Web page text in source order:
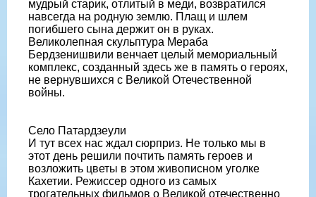
мудрый старик, отлитый в меди, возвратился
навсегда на родную землю. Плащ и шлем
погибшего сына держит он в руках.
Великолепная скульптура Мераба
Бердзенишвили венчает целый мемориальный
комплекс, созданный здесь же в память о героях,
не вернувшихся с Великой Отечественной
войны.
Село Патардзеули
И тут всех нас ждал сюрприз. Не только мы в
этот день решили почтить память героев и
возложить цветы в этом живописном уголке
Кахетии. Режиссер одного из самых
трогательных фильмов о Великой отечественно